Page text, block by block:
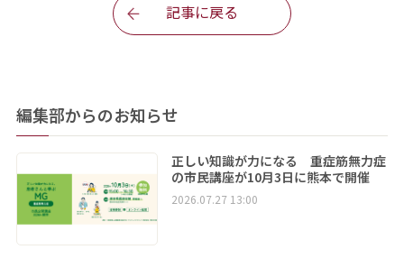
記事に戻る
編集部からのお知らせ
正しい知識が力になる 重症筋無力症
の市民講座が10月3日に熊本で開催
2026.07.27 13:00